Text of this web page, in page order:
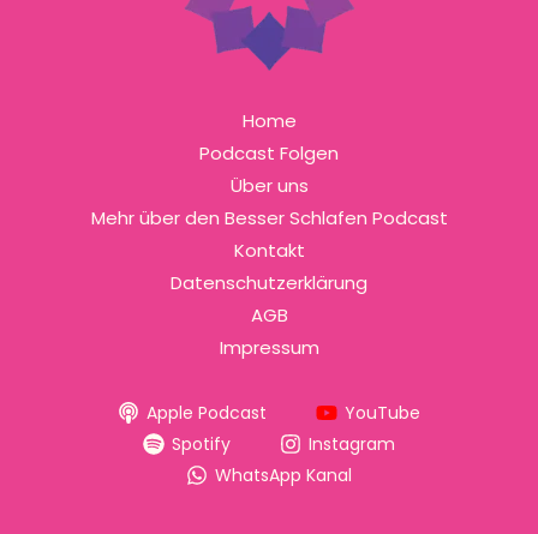
Home
Podcast Folgen
Über uns
Mehr über den Besser Schlafen Podcast
Kontakt
Datenschutzerklärung
AGB
Impressum
Apple Podcast
YouTube
Spotify
Instagram
WhatsApp Kanal